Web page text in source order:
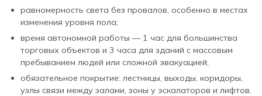
равномерность света без провалов, особенно в местах
изменения уровня пола;
время автономной работы — 1 час для большинства
торговых объектов и 3 часа для зданий с массовым
пребыванием людей или сложной эвакуацией;
обязательное покрытие: лестницы, выходы, коридоры,
узлы связи между залами, зоны у эскалаторов и лифтов.